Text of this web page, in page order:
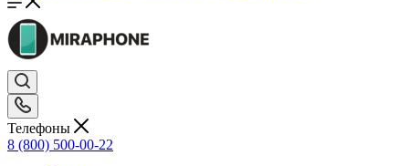
Телефоны
8 (800) 500-00-22